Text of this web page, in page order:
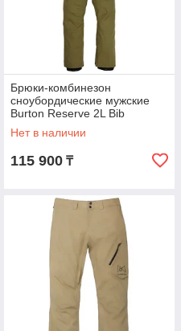
Брюки-комбинезон
сноубордические мужские
Burton Reserve 2L Bib
Нет в наличии
115 900 ₸